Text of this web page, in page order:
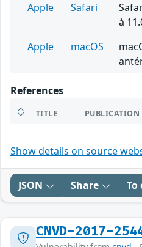
Apple
Safari
à
Apple
macOS
References
TITLE PUBLICATION
Show details on source
JSON Share To
CNVD-2017-